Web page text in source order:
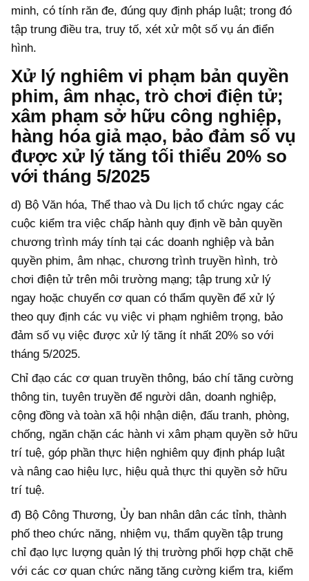
minh, có tính răn đe, đúng quy định pháp luật; trong đó
tập trung điều tra, truy tố, xét xử một số vụ án điển
hình.
Xử lý nghiêm vi phạm bản quyền
phim, âm nhạc, trò chơi điện tử;
xâm phạm sở hữu công nghiệp,
hàng hóa giả mạo, bảo đảm số vụ
được xử lý tăng tối thiểu 20% so
với tháng 5/2025
d) Bộ Văn hóa, Thể thao và Du lịch tổ chức ngay các
cuộc kiểm tra việc chấp hành quy định về bản quyền
chương trình máy tính tại các doanh nghiệp và bản
quyền phim, âm nhạc, chương trình truyền hình, trò
chơi điện tử trên môi trường mạng; tập trung xử lý
ngay hoặc chuyển cơ quan có thẩm quyền để xử lý
theo quy định các vụ việc vi phạm nghiêm trọng, bảo
đảm số vụ việc được xử lý tăng ít nhất 20% so với
tháng 5/2025.
Chỉ đạo các cơ quan truyền thông, báo chí tăng cường
thông tin, tuyên truyền để người dân, doanh nghiệp,
cộng đồng và toàn xã hội nhận diện, đấu tranh, phòng,
chống, ngăn chặn các hành vi xâm phạm quyền sở hữu
trí tuệ, góp phần thực hiện nghiêm quy định pháp luật
và nâng cao hiệu lực, hiệu quả thực thi quyền sở hữu
trí tuệ.
đ) Bộ Công Thương, Ủy ban nhân dân các tỉnh, thành
phố theo chức năng, nhiệm vụ, thẩm quyền tập trung
chỉ đạo lực lượng quản lý thị trường phối hợp chặt chẽ
với các cơ quan chức năng tăng cường kiểm tra, kiểm